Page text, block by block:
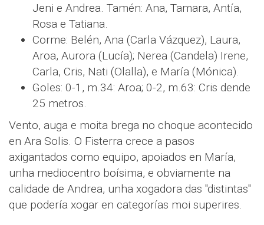
Jeni e Andrea. Tamén: Ana, Tamara, Antía,
Rosa e Tatiana.
Corme: Belén, Ana (Carla Vázquez), Laura,
Aroa, Aurora (Lucía); Nerea (Candela) Irene,
Carla, Cris, Nati (Olalla), e María (Mónica).
Goles: 0-1, m.34: Aroa; 0-2, m.63: Cris dende
25 metros.
Vento, auga e moita brega no choque acontecido
en Ara Solis. O Fisterra crece a pasos
axigantados como equipo, apoiados en María,
unha mediocentro boísima, e obviamente na
calidade de Andrea, unha xogadora das "distintas"
que podería xogar en categorías moi superires.